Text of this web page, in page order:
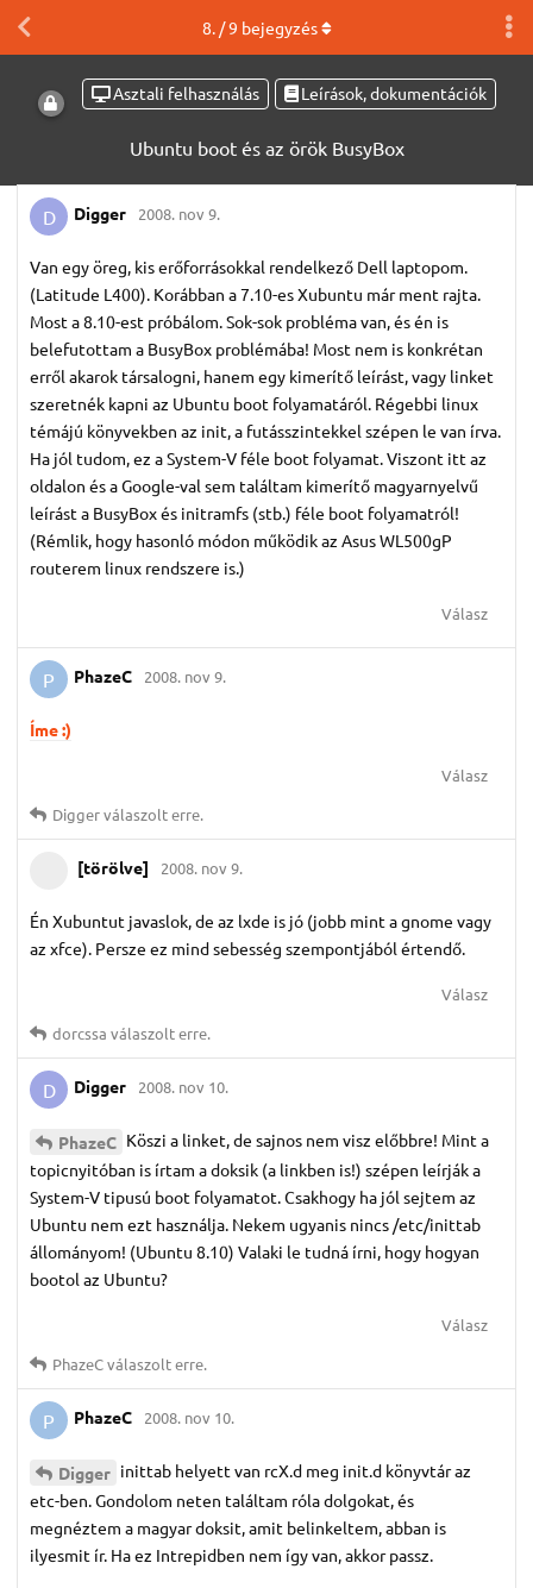
Asztali felhasználás Leírások, dokumentációk
Ubuntu boot és az örök BusyBox
8. /9 bejegyzés
D Digger 2008. nov 9.
Van egy öreg, kis erőforrásokkal rendelkező Dell laptopom.
(Latitude L400). Korábban a 7.10-es Xubuntu már ment rajta.
Most a 8.10-est próbálom. Sok-sok probléma van, és én is
belefutottam a BusyBox problémába! Most nem is konkrétan
erről akarok társalogni, hanem egy kimerítő leírást, vagy linket
szeretnék kapni az Ubuntu boot folyamatáról. Régebbi linux
témájú könyvekben az init, a futásszintekkel szépen le van írva.
Ha jól tudom, ez a System-V féle boot folyamat. Viszont itt az
oldalon és a Google-val sem találtam kimerítő magyarnyelvű
leírást a BusyBox és initramfs (stb.) féle boot folyamatról!
(Rémlik, hogy hasonló módon működik az Asus WL500gP
routerem linux rendszere is.)
Válasz
P PhazeC 2008. nov 9.
Íme :)
Válasz
Diggerválaszolt erre.
[törölve] 2008. nov 9.
Én Xubuntut javaslok, de az lxde is jó (jobb mint a gnome vagy
az xfce). Persze ez mind sebesség szempontjából értendő.
Válasz
dorcssa válaszolt erre.
D Digger 2008. nov 10.
PhazeC Köszi a linket, de sajnos nem visz előbbre! Mint a
topicnyitóban is írtam a doksik (a linkben is!) szépen leírják a
System-V tipusú boot folyamatot. Csakhogy ha jól sejtem az
Ubuntu nem ezt használja. Nekem ugyanis nincs /etc/inittab
állományom! (Ubuntu 8.10) Valaki le tudná írni, hogy hogyan
bootol az Ubuntu?
Válasz
PhazeCválaszolt erre.
P PhazeC 2008. nov 10.
Digger inittab helyett van rcX.d meg init.d könyvtár az
etc-ben. Gondolom neten találtam róla dolgokat, és
megnéztem a magyar doksit, amit belinkeltem, abban is
ilyesmit ír. Ha ez Intrepidben nem így van, akkor passz.